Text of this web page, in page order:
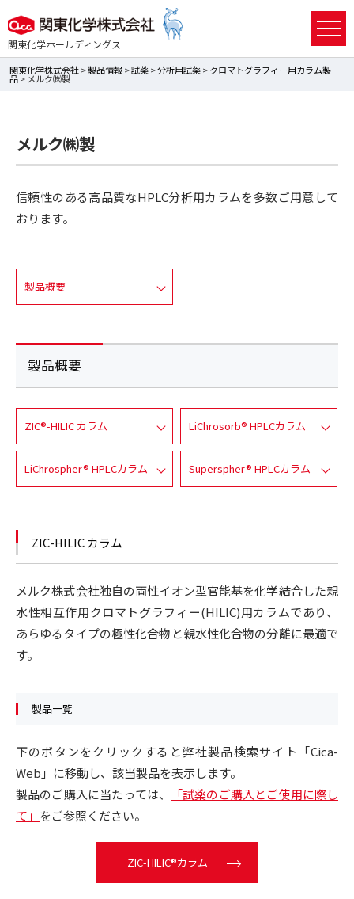
関東化学ホールディングス
関東化学株式会社>製品情報>試薬>分析用試薬>クロマトグラフィー用カラム製
品> メルク㈱製
メルク㈱製
信頼性のある高品質なHPLC分析用カラムを多数ご用意して
おります。
製品概要
製品概要
ZIC®-HILIC カラム LiChrosorb® HPLCカラム
LiChrospher® HPLCカラム Superspher® HPLCカラム
ZIC-HILIC カラム
メルク株式会社独自の両性イオン型官能基を化学結合した親
水性相互作用クロマトグラフィー(HILIC)用カラムであり、
あらゆるタイプの極性化合物と親水性化合物の分離に最適で
す。
製品一覧
下のボタンをクリックすると弊社製品検索サイト「Cica-
Web」に移動し、該当製品を表示します。
製品のご購入に当たっては、
「試薬のご購入とご使用に際し
て」 をご参照ください。
ZIC-HILIC®カラム